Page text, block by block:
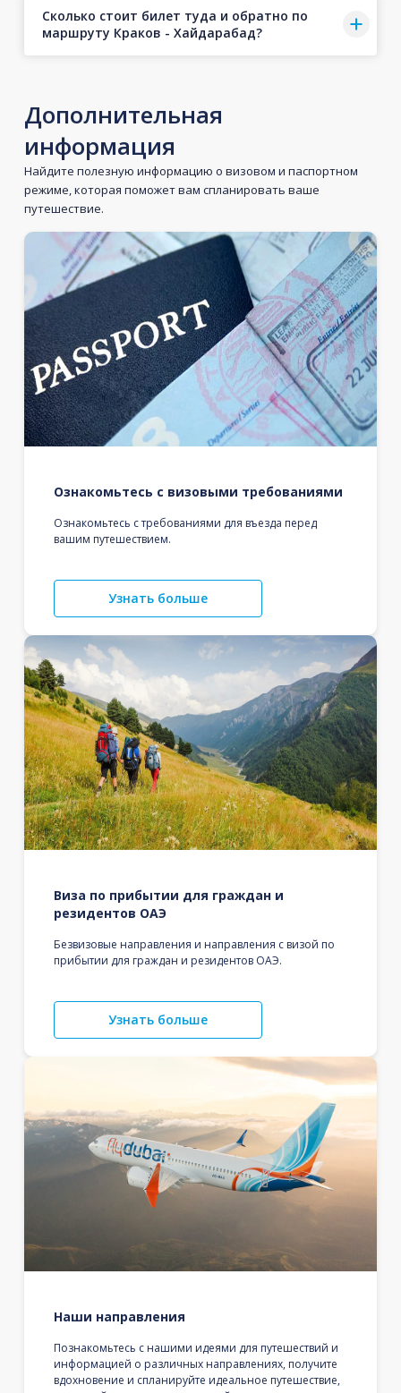
Сколько стоит билет туда и обратно по
маршруту Краков - Хайдарабад?
Дополнительная
информация
Найдите полезную информацию о визовом и паспортном
режиме, которая поможет вам спланировать ваше
путешествие.
Ознакомьтесь с визовыми требованиями
Ознакомьтесь с требованиями для въезда перед
вашим путешествием.
Узнать больше
Виза по прибытии для граждан и
резидентов ОАЭ
Безвизовые направления и направления с визой по
прибытии для граждан и резидентов ОАЭ.
Узнать больше
Наши направления
Познакомьтесь с нашими идеями для путешествий и
информацией о различных направлениях, получите
вдохновение и спланируйте идеальное путешествие,